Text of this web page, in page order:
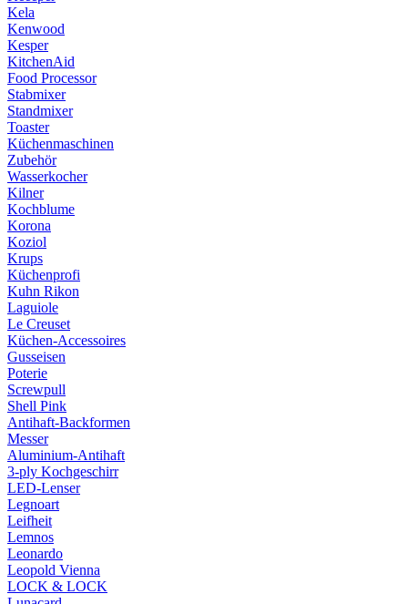
Kela
Kenwood
Kesper
KitchenAid
Food Processor
Stabmixer
Standmixer
Toaster
Küchenmaschinen
Zubehör
Wasserkocher
Kilner
Kochblume
Korona
Koziol
Krups
Küchenprofi
Kuhn Rikon
Laguiole
Le Creuset
Küchen-Accessoires
Gusseisen
Poterie
Screwpull
Shell Pink
Antihaft-Backformen
Messer
Aluminium-Antihaft
3-ply Kochgeschirr
LED-Lenser
Legnoart
Leifheit
Lemnos
Leonardo
Leopold Vienna
LOCK & LOCK